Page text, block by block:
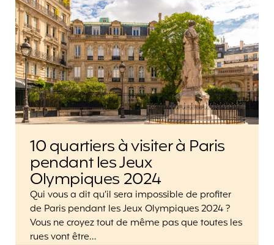
10 quartiers à visiter à Paris
pendant les Jeux
Olympiques 2024
Qui vous a dit qu’il sera impossible de profiter
de Paris pendant les Jeux Olympiques 2024 ?
Vous ne croyez tout de même pas que toutes les
rues vont être…